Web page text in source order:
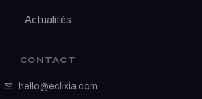
Actualités
CONTACT
hello@eclixia.com